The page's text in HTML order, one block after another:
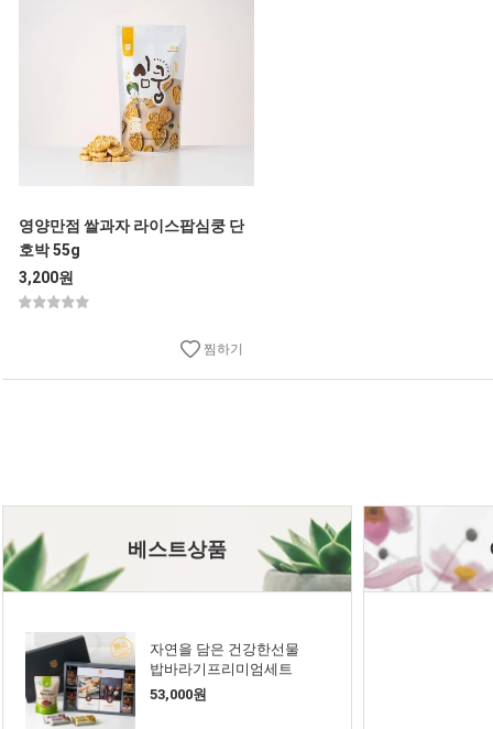
영양만점 쌀과자 라이스팝심쿵 단
호박 55g
3,200원
찜하기
베스트상품
자연을 담은 건강한선물
밥바라기프리미엄세트
53,000원